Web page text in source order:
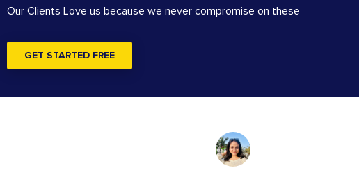
Our Clients Love us because we never compromise on these
GET STARTED FREE